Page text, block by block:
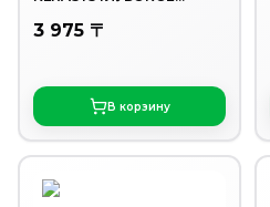
500МЛ
3 975 〒
В корзину